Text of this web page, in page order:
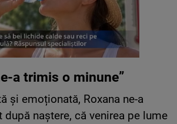
a trimis o minune”
și emoționată, Roxana ne-a
naștere, că venirea pe lume